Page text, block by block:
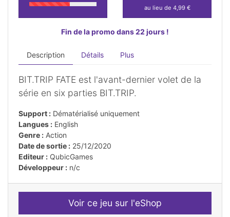
au lieu de 4,99 €
Fin de la promo dans 22 jours !
Description Détails Plus
BIT.TRIP FATE est l'avant-dernier volet de la
série en six parties BIT.TRIP.
Support : Dématérialisé uniquement
Langues : English
Genre : Action
Date de sortie : 25/12/2020
Editeur : QubicGames
Développeur : n/c
Voir ce jeu sur l'eShop